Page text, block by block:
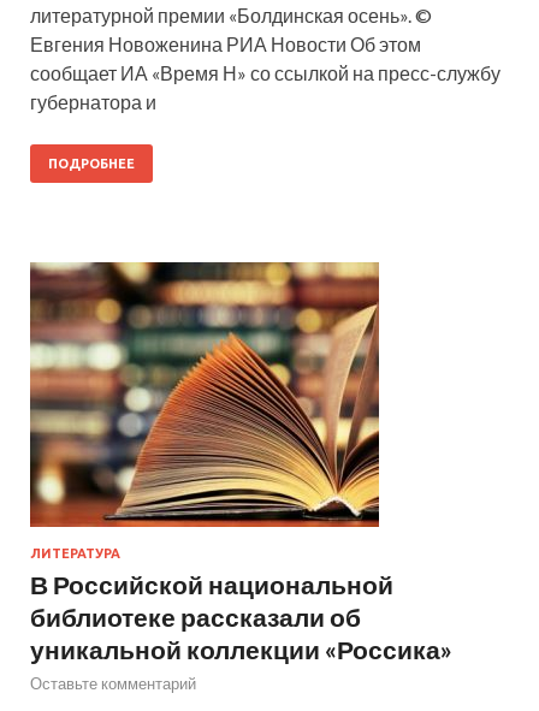
литературной премии «Болдинская осень». ©
Евгения Новоженина РИА Новости Об этом
сообщает ИА «Время Н» со ссылкой на пресс-службу
губернатора и
ПОДРОБНЕЕ
ЛИТЕРАТУРА
В Российской национальной
библиотеке рассказали об
уникальной коллекции «Россика»
Оставьте комментарий